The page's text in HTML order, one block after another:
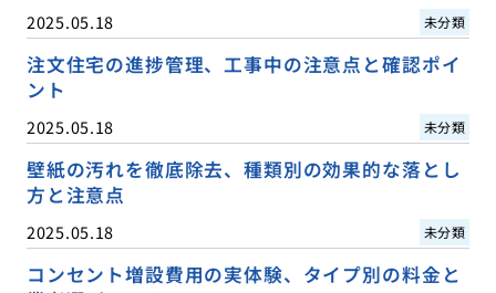
2025.05.18 未分類
注文住宅の進捗管理、工事中の注意点と確認ポイ
ント
2025.05.18 未分類
壁紙の汚れを徹底除去、種類別の効果的な落とし
方と注意点
2025.05.18 未分類
コンセント増設費用の実体験、タイプ別の料金と